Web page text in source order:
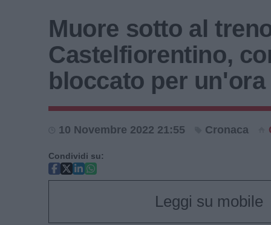
Muore sotto al
Castelfiorentino,
bloccato per un'ora
10 Novembre 2022 21:55 Cronaca
Condividi su:
Leggi su mobile